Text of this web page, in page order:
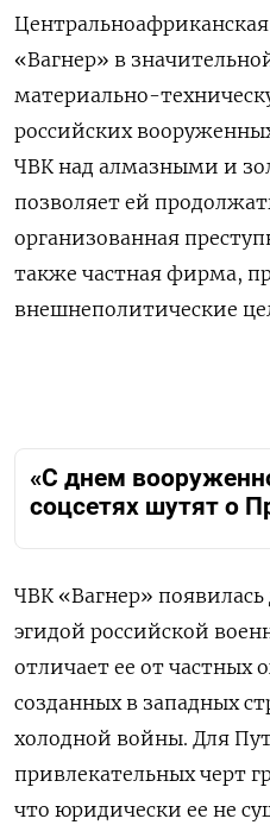
«Вагнер» в
материально-
российских
ЧВК над алмазными и
позволяет ей
организованная
также частная фирма,
внешнеполитические
«С днем
соцсетях шутят о
ЧВК «Вагнер» появилась
эгидой российской
отличает ее от частных
созданных в западных
холодной войны. Для
привлекательных черт
что юридически ее не